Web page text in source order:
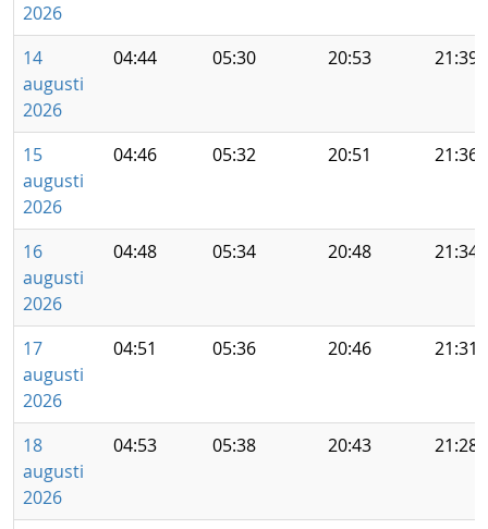
2026
14
augusti
2026
04:44 05:30 20:53 21:39
15
augusti
2026
04:46 05:32 20:51 21:36
16
augusti
2026
04:48 05:34 20:48 21:34
17
augusti
2026
04:51 05:36 20:46 21:31
18
augusti
2026
04:53 05:38 20:43 21:28